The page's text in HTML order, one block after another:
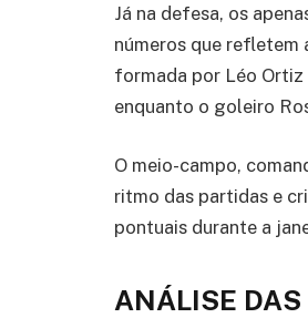
Já na defesa, os
números que refletem
formada por Léo Ortiz
enquanto o goleiro
O meio-campo,
ritmo das partidas e
pontuais durante a
ANÁLISE